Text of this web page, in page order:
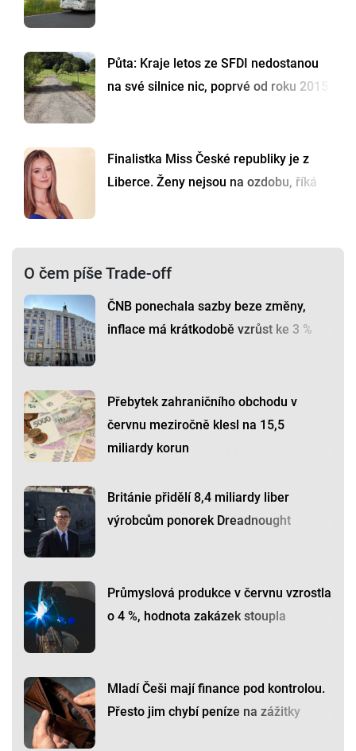
Půta: Kraje letos ze SFDI nedostanou
na své silnice nic, poprvé od roku 2015
Finalistka Miss České republiky je z
Liberce. Ženy nejsou na ozdobu, říká
O čem píše Trade-off
ČNB ponechala sazby beze změny,
inflace má krátkodobě vzrůst ke 3 %
Přebytek zahraničního obchodu v
červnu meziročně klesl na 15,5
miliardy korun
Británie přidělí 8,4 miliardy liber
výrobcům ponorek Dreadnought
Průmyslová produkce v červnu vzrostla
o 4 %, hodnota zakázek stoupla
Mladí Češi mají finance pod kontrolou.
Přesto jim chybí peníze na zážitky